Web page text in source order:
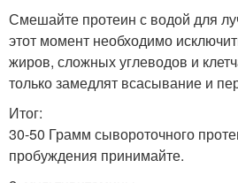
Смешайте протеин с водой для
этот момент необходимо
жиров, сложных углеводов и
только замедлят всасывание и
Итог:
30-50 Грамм сывороточного
пробуждения принимайте.